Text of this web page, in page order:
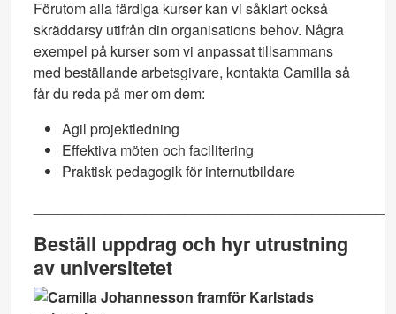
Förutom alla färdiga kurser kan vi såklart också
skräddarsy utifrån din organisations behov. Några
exempel på kurser som vi anpassat tillsammans
med beställande arbetsgivare, kontakta Camilla så
får du reda på mer om dem:
Agil projektledning
Effektiva möten och facilitering
Praktisk pedagogik för internutbildare
Beställ uppdrag och hyr utrustning
av universitetet